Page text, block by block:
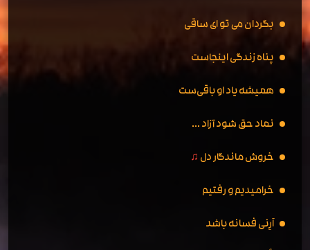
بگردان می تو ای ساقی
پناه زندگی اینجاست
همیشه یاد او باقی‌ست
نماد حق شود آزاد ...
خروش ماندگار دل ♫
خرامیدیم و رفتیم
اَرِنی فسانه باشد